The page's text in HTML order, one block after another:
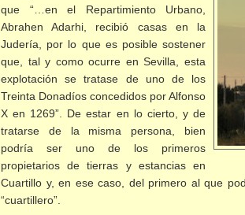
que “…en el Repartimiento Urbano,
Abrahen Adarhi, recibió casas en la
Judería, por lo que es posible sostener
que, tal y como ocurre en Sevilla, esta
explotación se tratase de uno de los
Treinta Donadíos concedidos por Alfonso
X en 1269”. De estar en lo cierto, y de
tratarse de la misma persona, bien
podría ser uno de los primeros
propietarios de tierras y estancias en
Cuartillo y, en ese caso, del primero al que
“cuartillero”.